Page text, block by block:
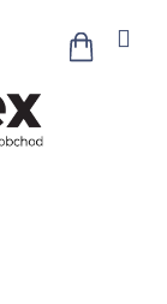
KOŠÍK